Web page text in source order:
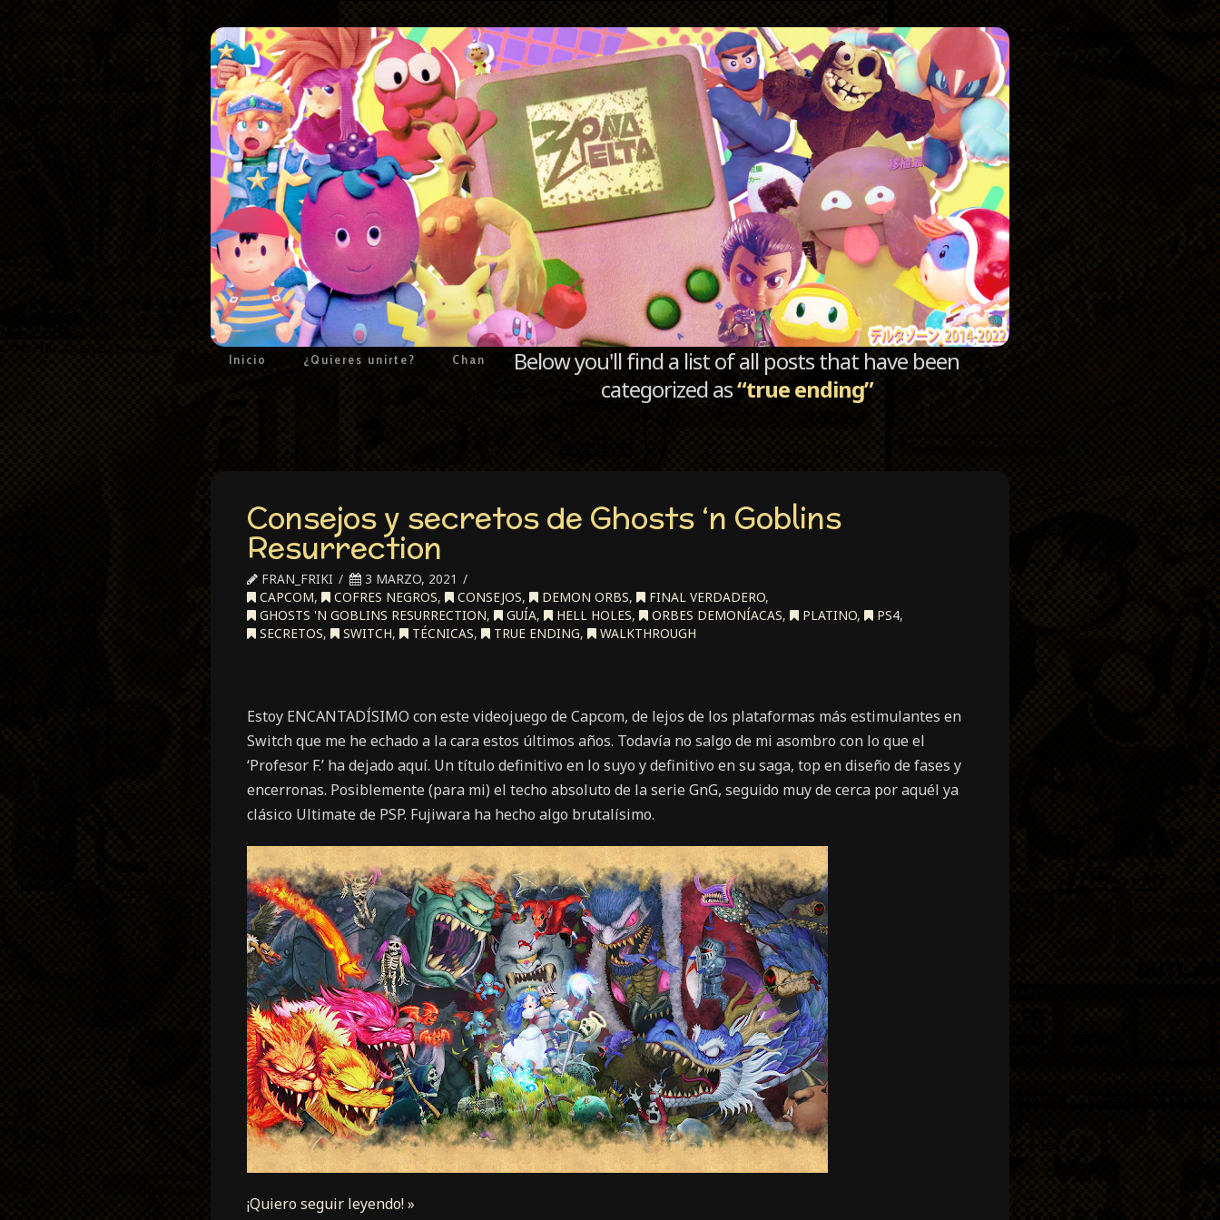
Inicio ¿Quieres unirte? Chan
Below you'll find a list of all posts that have been
categorized as“true ending”
Consejos y secretos de Ghosts ‘n Goblins
Resurrection
FRAN_FRIKI
3 MARZO, 2021
CAPCOM, COFRES NEGROS, CONSEJOS, DEMON ORBS, FINAL VERDADERO,
GHOSTS 'N GOBLINS RESURRECTION, GUÍA, HELL HOLES, ORBES DEMONÍACAS, PLATINO, PS4,
SECRETOS, SWITCH, TÉCNICAS, TRUE ENDING, WALKTHROUGH
Estoy ENCANTADÍSIMO con este videojuego de Capcom, de lejos de los plataformas más estimulantes en
Switch que me he echado a la cara estos últimos años. Todavía no salgo de mi asombro con lo que el
‘Profesor F.’ ha dejado aquí. Un título definitivo en lo suyo y definitivo en su saga, top en diseño de fases y
encerronas. Posiblemente (para mi) el techo absoluto de la serie GnG, seguido muy de cerca por aquél ya
clásico Ultimate de PSP. Fujiwara ha hecho algo brutalísimo.
¡Quiero seguir leyendo! »